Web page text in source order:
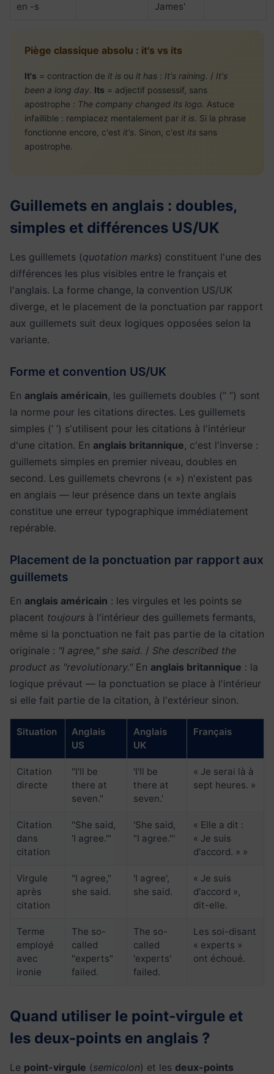
en -s
James'
Piège classique absolu : it's vs its
It's = contraction de it is ou it has : It's raining. / It's
been a long day. Its = adjectif possessif, sans
apostrophe : The company changed its logo. Astuce
infaillible : remplacez mentalement par it is. Si la phrase
fonctionne encore, c'est it's. Sinon, c'est its sans
apostrophe.
Guillemets en anglais : doubles,
simples et différences US/UK
Les guillemets (quotation marks) constituent l'une des
différences les plus visibles entre le français et
l'anglais. La forme change, la convention US/UK
diverge, et le placement de la ponctuation par rapport
aux guillemets suit deux logiques opposées selon la
variante.
Forme et convention US/UK
En anglais américain, les guillemets doubles (“ ”) sont
la norme pour les citations directes. Les guillemets
simples (‘ ’) s'utilisent pour les citations à l'intérieur
d'une citation. En anglais britannique, c'est l'inverse :
guillemets simples en premier niveau, doubles en
second. Les guillemets chevrons (« ») n'existent pas
en anglais — leur présence dans un texte anglais
constitue une erreur typographique immédiatement
repérable.
Placement de la ponctuation par rapport aux
guillemets
En anglais américain : les virgules et les points se
placent toujours à l'intérieur des guillemets fermants,
même si la ponctuation ne fait pas partie de la citation
originale : "I agree," she said. / She described the
product as "revolutionary." En anglais britannique : la
logique prévaut — la ponctuation se place à l'intérieur
si elle fait partie de la citation, à l'extérieur sinon.
Situation
Anglais
US
Anglais
UK
Français
Citation
directe
"I'll be
there at
seven."
'I'll be
there at
seven.'
« Je serai là à
sept heures. »
Citation
dans
citation
"She said,
'I agree.'"
'She said,
"I agree."'
« Elle a dit :
« Je suis
d'accord. » »
Virgule
après
citation
"I agree,"
she said.
'I agree',
she said.
« Je suis
d'accord »,
dit-elle.
Terme
employé
avec
ironie
The so-
called
"experts"
failed.
The so-
called
'experts'
failed.
Les soi-disant
« experts »
ont échoué.
Quand utiliser le point-virgule et
les deux-points en anglais ?
Le point-virgule (semicolon) et les deux-points